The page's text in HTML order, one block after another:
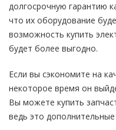
долгосрочную гарантию
что их оборудование
возможность купить
будет более выгодно.
Если вы сэкономите на
некоторое время он
Вы можете купить
ведь это